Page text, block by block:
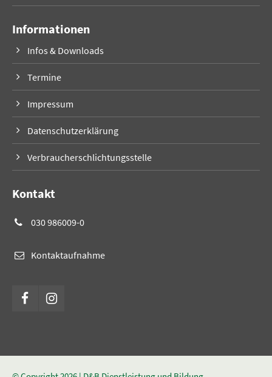
Informationen
Infos & Downloads
Termine
Impressum
Datenschutzerklärung
Verbraucherschlichtungsstelle
Kontakt
030 986009-0
Kontaktaufnahme